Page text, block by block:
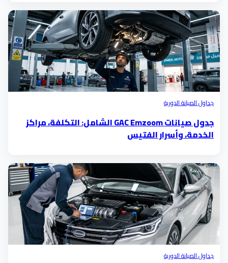
جداول الصيانة الدورية
جدول صيانات GAC Emzoom الشامل: التكلفة، مراكز
الخدمة، وأسرار الفتيس
جداول الصيانة الدورية